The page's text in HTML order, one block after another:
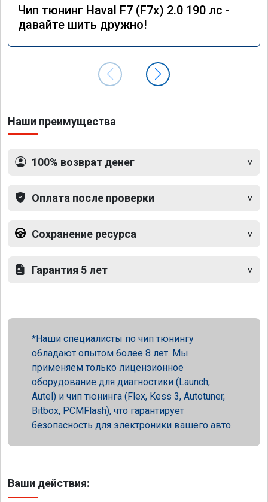
Чип тюнинг Haval F7 (F7x) 2.0 190 лс -
давайте шить дружно!
Наши преимущества
100% возврат денег
Оплата после проверки
Сохранение ресурса
Гарантия 5 лет
Наши специалисты по чип тюнингу
обладают опытом более 8 лет. Мы
применяем только лицензионное
оборудование для диагностики (Launch,
Autel) и чип тюнинга (Flex, Kess 3, Autotuner,
Bitbox, PCMFlash), что гарантирует
безопасность для электроники вашего авто.
Ваши действия: